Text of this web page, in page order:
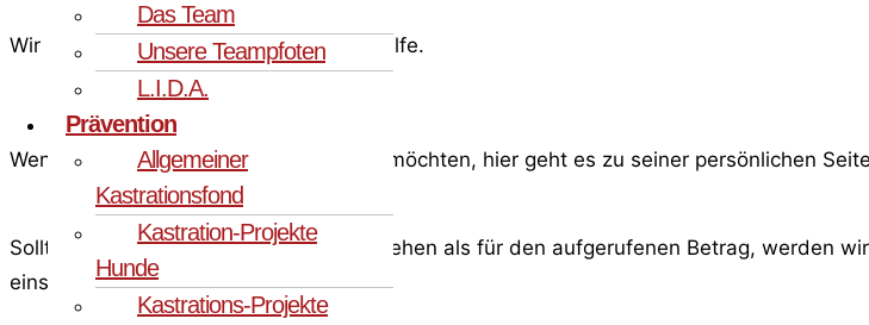
Das Team
Unsere Teampfoten
L.I.D.A.
Prävention
Allgemeiner
Kastrationsfond
Kastration-Projekte
Hunde
Kastrations-Projekte
Wir bedanken uns jetzt schon für Ihre Hilfe.
Wenn Sie mehr über Solomon erfahren möchten, hier geht es zu seiner persönlichen
Sollten mehr Spenden für Solomon eingehen als für den aufgerufenen Betrag, werden
einsetzen.